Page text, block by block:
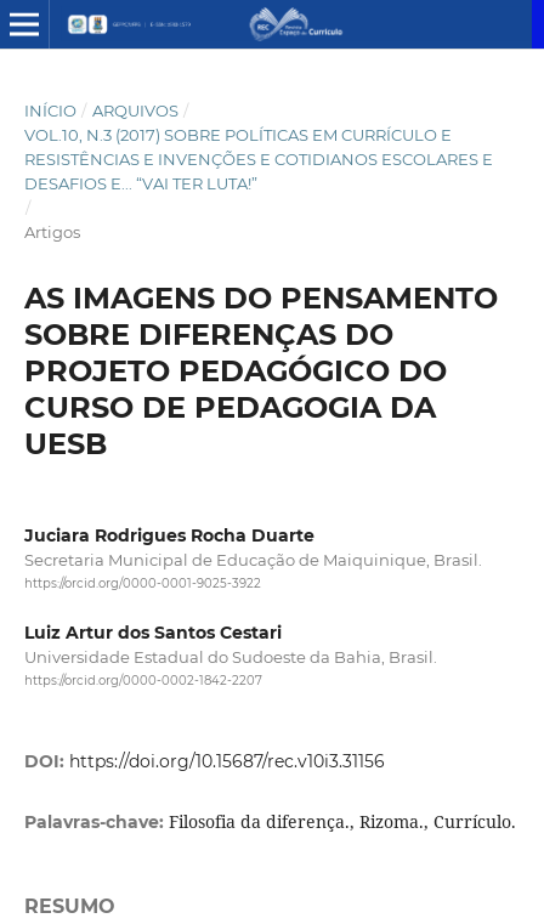
INÍCIO / ARQUIVOS /
VOL.10, N.3 (2017) SOBRE POLÍTICAS EM CURRÍCULO E
RESISTÊNCIAS E INVENÇÕES E COTIDIANOS ESCOLARES E
DESAFIOS E... “VAI TER LUTA!”
/
Artigos
AS IMAGENS DO PENSAMENTO
SOBRE DIFERENÇAS DO
PROJETO PEDAGÓGICO DO
CURSO DE PEDAGOGIA DA
UESB
Juciara Rodrigues Rocha Duarte
Secretaria Municipal de Educação de Maiquinique, Brasil.
https://orcid.org/0000-0001-9025-3922
Luiz Artur dos Santos Cestari
Universidade Estadual do Sudoeste da Bahia, Brasil.
https://orcid.org/0000-0002-1842-2207
DOI: https://doi.org/10.15687/rec.v10i3.31156
Palavras-chave: Filosofia da diferença., Rizoma., Currículo.
RESUMO